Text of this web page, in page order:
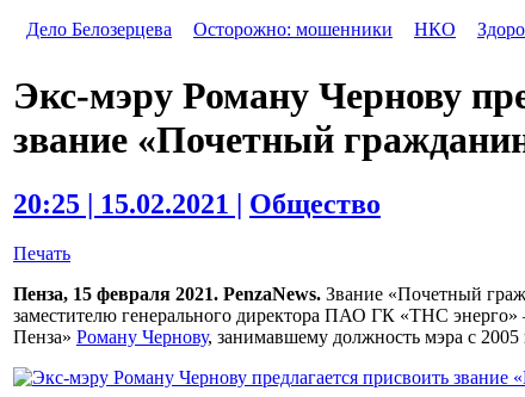
Дело Белозерцева
Осторожно: мошенники НКО
Экс-мэру Роману Чернову
звание «Почетный
20:25 | 15.02.2021 | Общество
Печать
Пенза, 15 февраля 2021. PenzaNews. Звание «Почетный
заместителю генерального директора ПАО ГК «ТНС
Пенза» Роману Чернову, занимавшему должность мэра с 2005